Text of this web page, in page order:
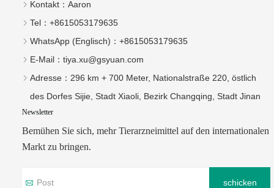
Kontakt： Aaron
Tel： +8615053179635‬
WhatsApp (Englisch)： +8615053179635
E-Mail： tiya.xu@gsyuan.com
Adresse： 296 km + 700 Meter, Nationalstraße 220, östlich
des Dorfes Sijie, Stadt Xiaoli, Bezirk Changqing, Stadt Jinan
Newsletter
Bemühen Sie sich, mehr Tierarzneimittel auf den internationalen
Markt zu bringen.
schicken